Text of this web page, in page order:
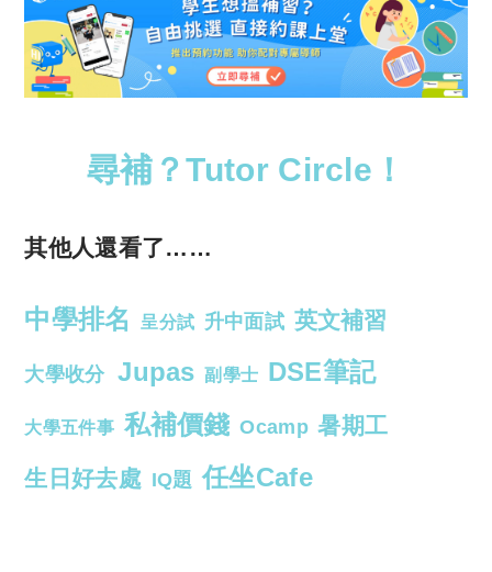
尋補？Tutor Circle！
其他人還看了……
中學排名 呈分試 升中面試 英文補習
大學收分 Jupas 副學士 DSE筆記
大學五件事 私補價錢 Ocamp 暑期工
生日好去處 IQ題 任坐Cafe